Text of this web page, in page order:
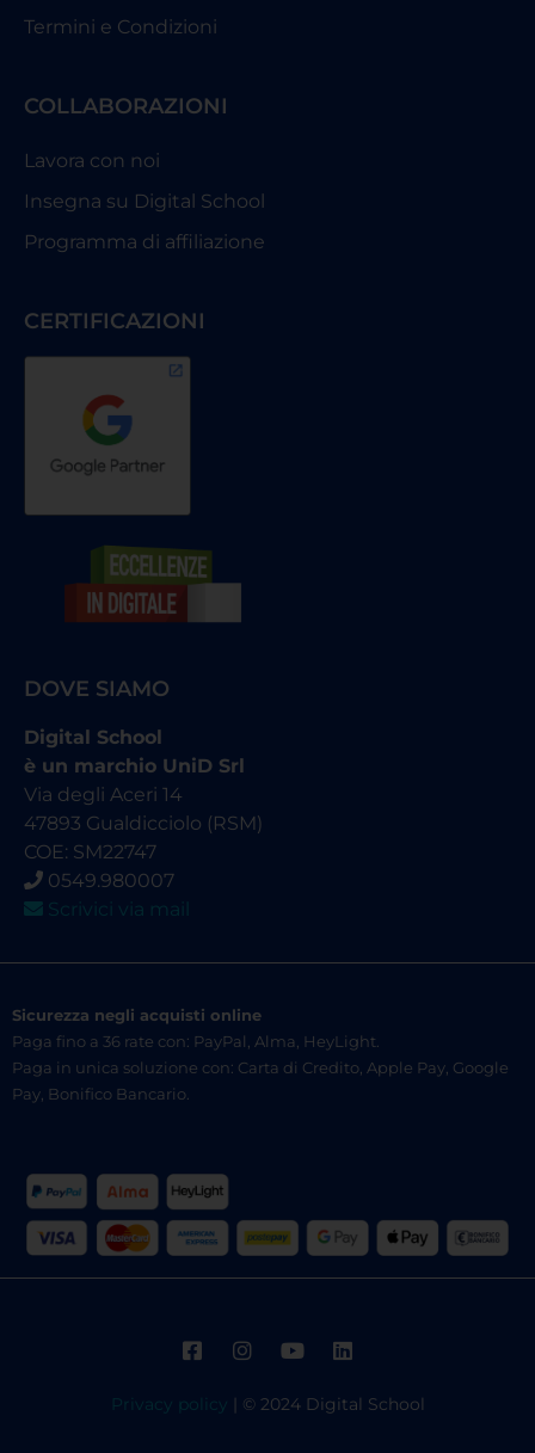
Termini e Condizioni
COLLABORAZIONI
Lavora con noi
Insegna su Digital School
Programma di affiliazione
CERTIFICAZIONI
DOVE SIAMO
Digital School
è un marchio UniD Srl
Via degli Aceri 14
47893 Gualdicciolo (RSM)
COE: SM22747
0549.980007
Scrivici via mail
Sicurezza negli acquisti online
Paga fino a 36 rate con: PayPal, Alma, HeyLight.
Paga in unica soluzione con: Carta di Credito, Apple Pay, Google
Pay, Bonifico Bancario.
Privacy policy | © 2024 Digital School